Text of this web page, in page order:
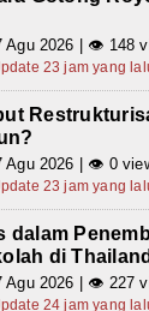
Agu 2026 | 👁 148
23 jam yang
Agu 2026 | 👁 0
23 jam yang
dalam
di Thailand
Agu 2026 | 👁 227
24 jam yang